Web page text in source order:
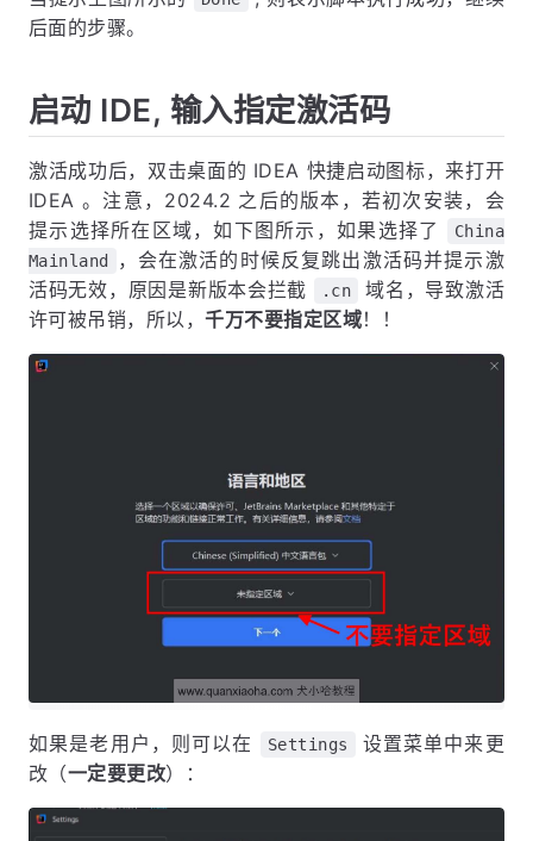
破解成功，会提示 Done
后面的步骤。
启动 IDE, 输入指定激活码
激活成功后，双击桌面的 IDEA 快捷启动图标，来打开
IDEA 。注意，2024.2 之后的版本，若初次安装，会
提示选择所在区域，如下图所示，如果选择了 China
Mainland ，会在激活的时候反复跳出激活码并提示激
活码无效，原因是新版本会拦截 .cn 域名，导致激活
许可被吊销，所以，
如果是老用户，则可以在 Settings 设置菜单中来更
改（